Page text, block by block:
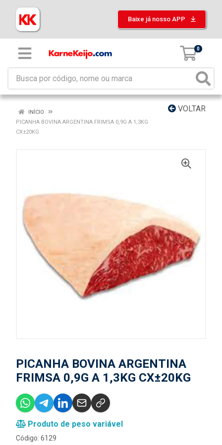
Baixe já nosso APP
0
VOLTAR
INÍCIO
PICANHA BOVINA ARGENTINA FRIMSA 0,9G A 1,3KG
CX±20KG
PICANHA BOVINA ARGENTINA
FRIMSA 0,9G A 1,3KG CX±20KG
Produto de peso variável
Código: 6129